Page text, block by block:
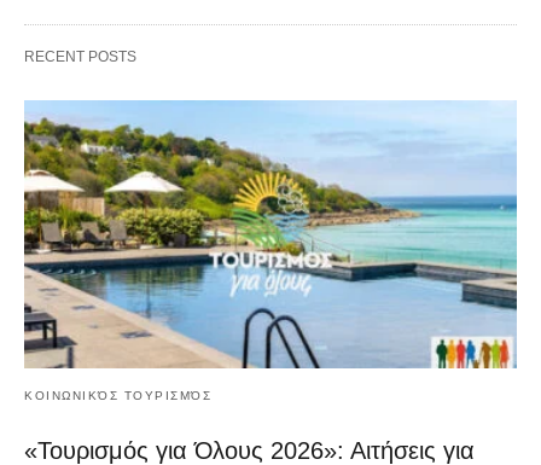
RECENT POSTS
ΚΟΙΝΩΝΙΚΌΣ ΤΟΥΡΙΣΜΌΣ
«Τουρισμός για Όλους 2026»: Αιτήσεις για